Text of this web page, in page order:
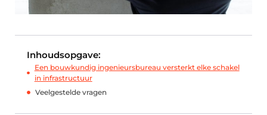
Inhoudsopgave:
Een bouwkundig ingenieursbureau versterkt elke schakel
in infrastructuur
Veelgestelde vragen